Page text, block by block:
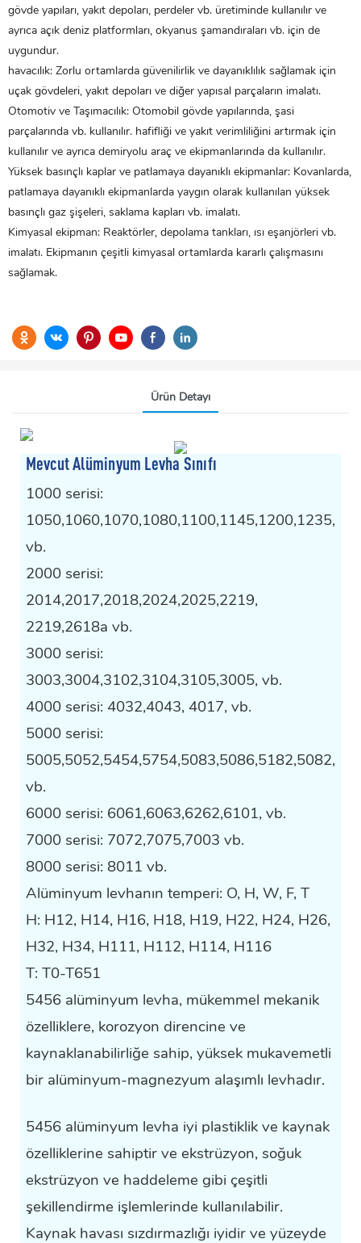
gövde yapıları, yakıt depoları, perdeler vb. üretiminde kullanılır ve
ayrıca açık deniz platformları, okyanus şamandıraları vb. için de
uygundur.‌
havacılık‌: Zorlu ortamlarda güvenilirlik ve dayanıklılık sağlamak için
uçak gövdeleri, yakıt depoları ve diğer yapısal parçaların imalatı‌.
‌Otomotiv ve Taşımacılık‌: Otomobil gövde yapılarında, şasi
parçalarında vb. kullanılır. hafifliği ve yakıt verimliliğini artırmak için
kullanılır ve ayrıca demiryolu araç ve ekipmanlarında da kullanılır‌.
‌Yüksek basınçlı kaplar ve patlamaya dayanıklı ekipmanlar‌: Kovanlarda,
patlamaya dayanıklı ekipmanlarda yaygın olarak kullanılan yüksek
basınçlı gaz şişeleri, saklama kapları vb. imalatı.
Kimyasal ekipman‌: Reaktörler, depolama tankları, ısı eşanjörleri vb.
imalatı. Ekipmanın çeşitli kimyasal ortamlarda kararlı çalışmasını
sağlamak‌.
Ürün Detayı
Mevcut Alüminyum Levha Sınıfı
1000 serisi:
1050,1060,1070,1080,1100,1145,1200,1235,
vb.
2000 serisi:
2014,2017,2018,2024,2025,2219,
2219,2618a vb.
3000 serisi:
3003,3004,3102,3104,3105,3005, vb.
4000 serisi: 4032,4043, 4017, vb.
5000 serisi:
5005,5052,5454,5754,5083,5086,5182,5082,
vb.
6000 serisi: 6061,6063,6262,6101, vb.
7000 serisi: 7072,7075,7003 vb.
8000 serisi: 8011 vb.
Alüminyum levhanın temperi: O, H, W, F, T
H: H12, H14, H16, H18, H19, H22, H24, H26,
H32, H34, H111, H112, H114, H116
T: T0-T651
5456 alüminyum levha, mükemmel mekanik
özelliklere, korozyon direncine ve
kaynaklanabilirliğe sahip, yüksek mukavemetli
bir alüminyum-magnezyum alaşımlı levhadır.
5456 alüminyum levha iyi plastiklik ve kaynak
özelliklerine sahiptir ve ekstrüzyon, soğuk
ekstrüzyon ve haddeleme gibi çeşitli
şekillendirme işlemlerinde kullanılabilir.
Kaynak havası sızdırmazlığı iyidir ve yüzeyde